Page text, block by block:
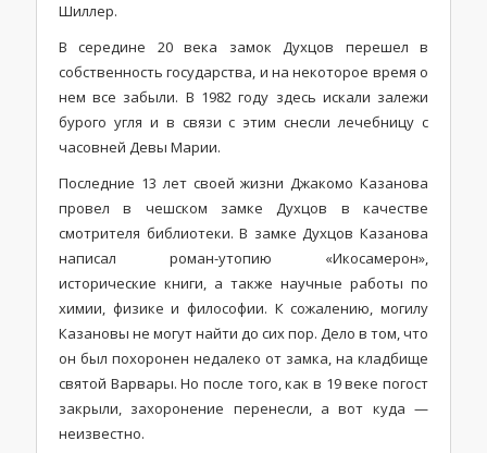
Шиллер.
В середине 20 века замок Духцов перешел в
собственность государства, и на некоторое время о
нем все забыли. В 1982 году здесь искали залежи
бурого угля и в связи с этим снесли лечебницу с
часовней Девы Марии.
Последние 13 лет своей жизни Джакомо Казанова
провел в чешском замке Духцов в качестве
смотрителя библиотеки. В замке Духцов Казанова
написал роман-утопию «Икосамерон»,
исторические книги, а также научные работы по
химии, физике и философии. К сожалению, могилу
Казановы не могут найти до сих пор. Дело в том, что
он был похоронен недалеко от замка, на кладбище
святой Варвары. Но после того, как в 19 веке погост
закрыли, захоронение перенесли, а вот куда —
неизвестно.